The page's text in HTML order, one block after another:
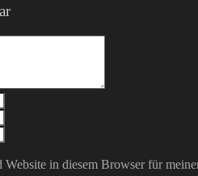
in diesem Browser für